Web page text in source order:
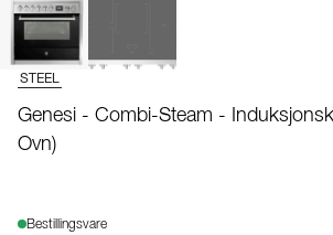
STEEL
Genesi - Combi-Steam -
Ovn)
Bestillingsvare